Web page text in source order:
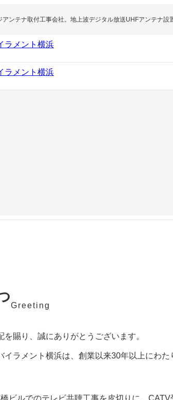
ンテナ取付工事会社。地上波デジタル放送UHFアンテナ設
Greeting
賜り、誠にありがとうございます。
イラメント横浜は、創業以来30年以上にわ